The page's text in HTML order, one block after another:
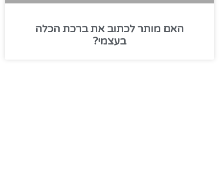
האם מותר לכתוב את ברכת הכלה
בעצמי?